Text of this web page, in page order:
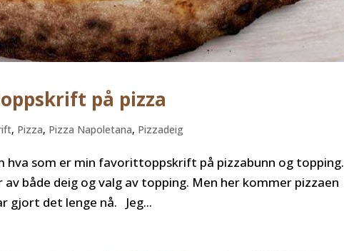
på pizza
, Pizza, Pizza Napoletana, Pizzadeig
hva som er min favorittoppskrift på pizzabunn og topping.
både deig og valg av topping. Men her kommer pizzaen
gjort det lenge nå. Jeg...